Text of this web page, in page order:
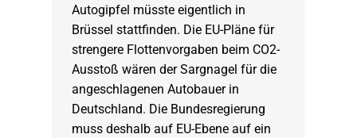
Autogipfel müsste eigentlich in
Brüssel stattfinden. Die EU-Pläne für
strengere Flottenvorgaben beim CO2-
Ausstoß wären der Sargnagel für die
angeschlagenen Autobauer in
Deutschland. Die Bundesregierung
muss deshalb auf EU-Ebene auf ein